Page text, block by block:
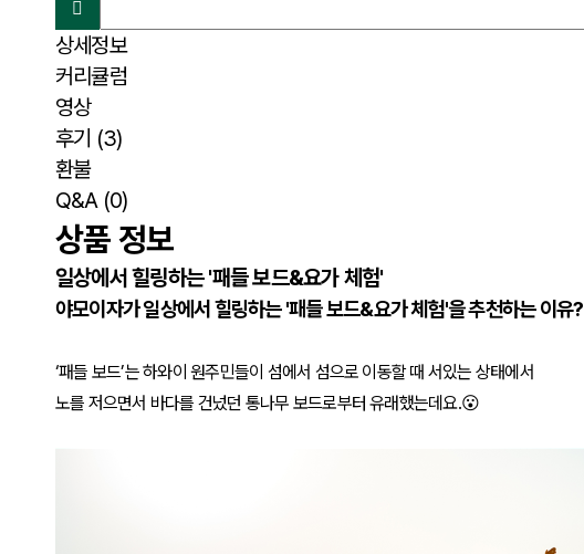
상세정보
커리큘럼
영상
후기 (3)
환불
Q&A (0)
상품 정보
일상에서 힐링하는 '패들 보드&요가 체험'
야모이자가일상에서 힐링하는 '패들 보드&요가 체험'을 추천하는 이유?
‘패들 보드’는 하와이 원주민들이 섬에서 섬으로 이동할 때 서있는 상태에서
노를 저으면서 바다를 건넜던 통나무 보드로부터 유래했는데요.😮